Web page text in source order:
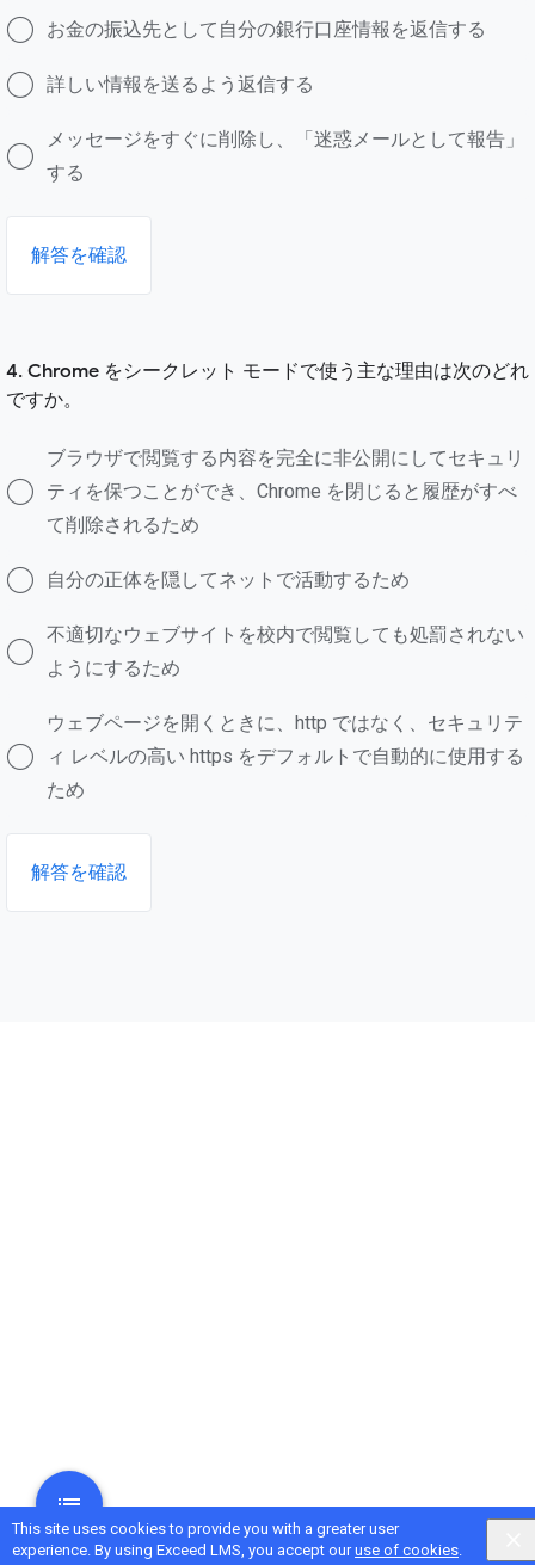
This site uses cookies to provide you with a greater user
experience. By using Exceed LMS, you accept ouruse of cookies.
お金の振込先として自分の銀行口座情報を返信する
詳しい情報を送るよう返信する
メッセージをすぐに削除し、「迷惑メールとして報告」
する
解答を確認
4. Chrome をシークレット モードで使う主な理由は次のどれ
ですか。
ブラウザで閲覧する内容を完全に非公開にしてセキュリ
ティを保つことができ、Chrome を閉じると履歴がすべ
て削除されるため
自分の正体を隠してネットで活動するため
不適切なウェブサイトを校内で閲覧しても処罰されない
ようにするため
ウェブページを開くときに、http ではなく、セキュリテ
ィ レベルの高い https をデフォルトで自動的に使用する
ため
解答を確認